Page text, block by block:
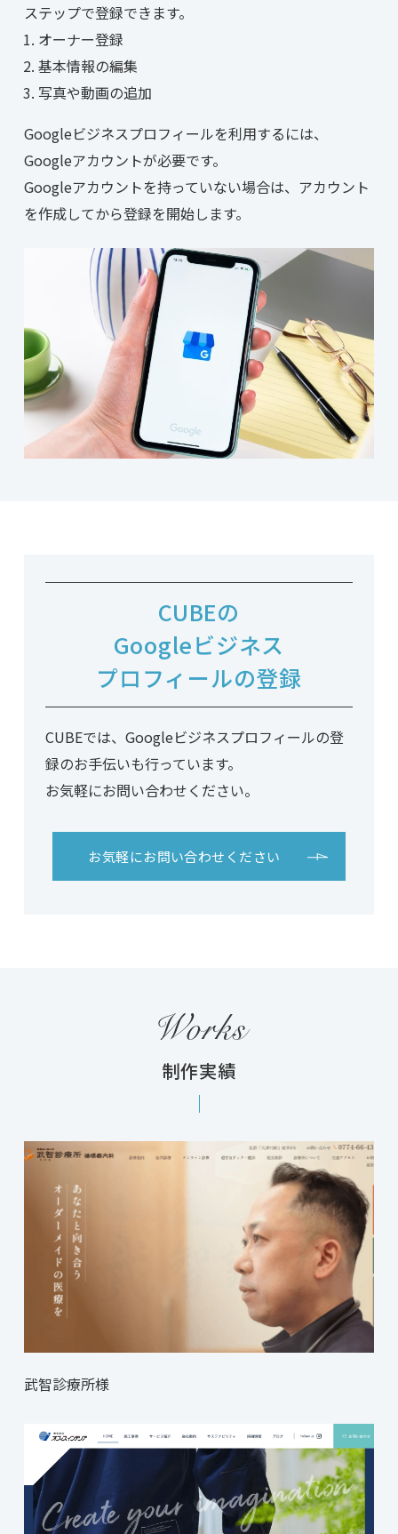
ステップで登録できます。
オーナー登録
基本情報の編集
写真や動画の追加
Googleビジネスプロフィールを利用するには、
Googleアカウントが必要です。
Googleアカウントを持っていない場合は、アカウント
を作成してから登録を開始します。
CUBEの
Googleビジネス
プロフィールの登録
CUBEでは、Googleビジネスプロフィールの登
録のお手伝いも行っています。
お気軽にお問い合わせください。
お気軽にお問い合わせください
Works
制作実績
武智診療所様